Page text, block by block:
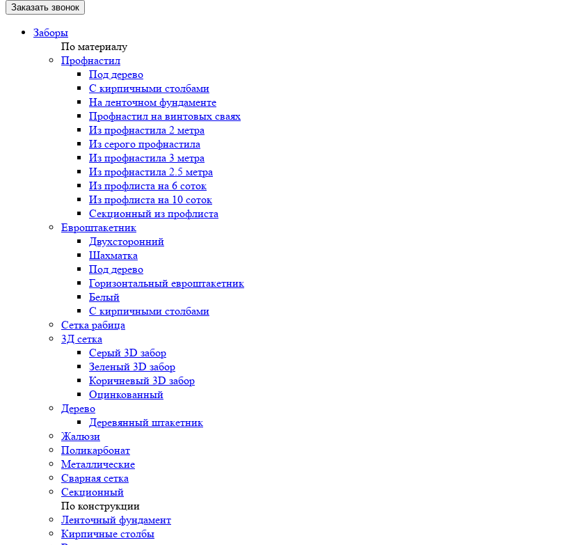
Заказать звонок
Заборы
По материалу
Профнастил
Под дерево
С кирпичными столбами
На ленточном фундаменте
Профнастил на винтовых сваях
Из профнастила 2 метра
Из серого профнастила
Из профнастила 3 метра
Из профнастила 2.5 метра
Из профлиста на 6 соток
Из профлиста на 10 соток
Секционный из профлиста
Евроштакетник
Двухсторонний
Шахматка
Под дерево
Горизонтальный евроштакетник
Белый
С кирпичными столбами
Сетка рабица
3Д сетка
Серый 3D забор
Зеленый 3D забор
Коричневый 3D забор
Оцинкованный
Дерево
Деревянный штакетник
Жалюзи
Поликарбонат
Металлические
Сварная сетка
Секционный
По конструкции
Ленточный фундамент
Кирпичные столбы